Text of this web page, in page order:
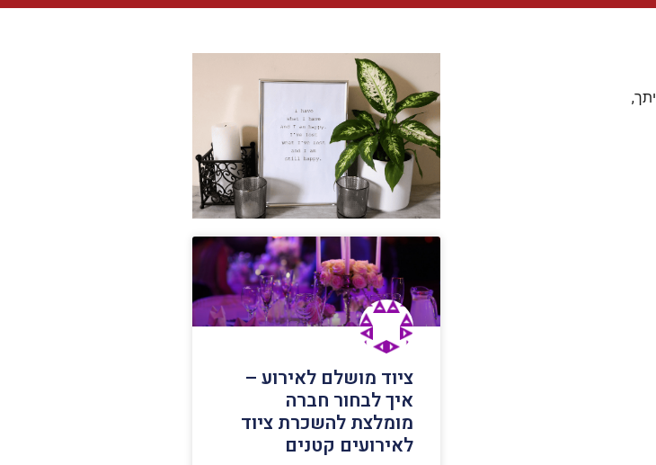
ציוד מושלם לאירוע –
איך לבחור חברה
מומלצת להשכרת ציוד
לאירועים קטנים